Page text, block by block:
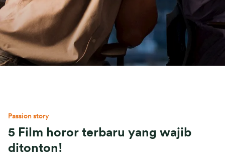
Passion story
5 Film horor terbaru yang wajib
ditonton!